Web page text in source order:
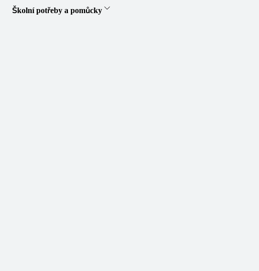
Školní potřeby a pomůcky